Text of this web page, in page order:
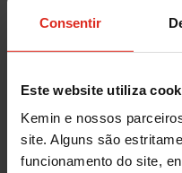
Consentir
Este website utiliza
Kemin e nossos
site. Alguns são
funcionamento do site,